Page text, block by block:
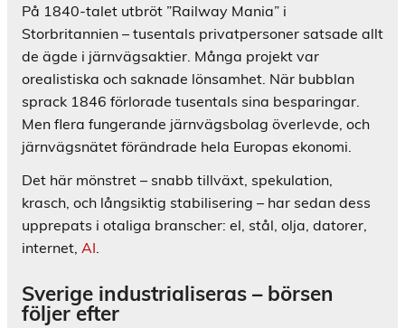
På 1840-talet utbröt ”Railway Mania” i
Storbritannien – tusentals privatpersoner satsade allt
de ägde i järnvägsaktier. Många projekt var
orealistiska och saknade lönsamhet. När bubblan
sprack 1846 förlorade tusentals sina besparingar.
Men flera fungerande järnvägsbolag överlevde, och
järnvägsnätet förändrade hela Europas ekonomi.
Det här mönstret – snabb tillväxt, spekulation,
krasch, och långsiktig stabilisering – har sedan dess
upprepats i otaliga branscher: el, stål, olja, datorer,
internet, AI.
Sverige industrialiseras – börsen
följer efter